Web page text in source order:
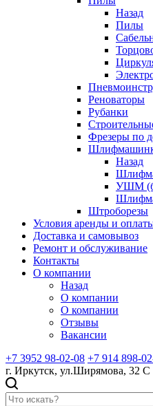
Назад
Пилы
Реноваторы
Рубанки
Фрезеры по
Назад
УШМ
Штроборезы
Условия аренды и
Доставка и самовывоз
Ремонт и обслуживание
Контакты
О компании
Назад
О компании
О компании
Отзывы
Вакансии
+7 3952 98-02-08 +7 914 898-
г. Иркутск, ул.Ширямова, 32 С